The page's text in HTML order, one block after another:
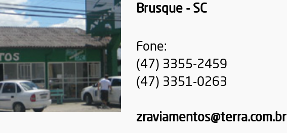
Brusque - SC
Fone:
(47) 3355-2459
(47) 3351-0263
zraviamentos@terra.com.br